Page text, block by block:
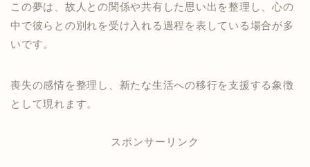
この夢は、故人との関係や共有した思い出を整理し、心の
中で彼らとの別れを受け入れる過程を表している場合が多
いです。
喪失の感情を整理し、新たな生活への移行を支援する象徴
として現れます。
スポンサーリンク